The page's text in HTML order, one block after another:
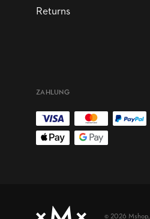
Returns
ZAHLUNG
© 2026 Mshop,